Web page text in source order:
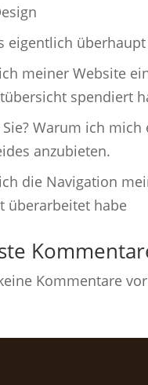
eigentlich überhaupt
meiner Website
spendiert
Warum ich mich
anzubieten.
die Navigation
überarbeitet habe
Kommentare